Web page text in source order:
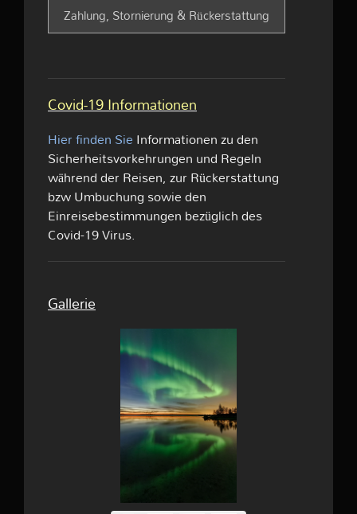
Zahlung, Stornierung & Rückerstattung
Covid-19 Informationen
Hier finden SieInformationen zu den
Sicherheitsvorkehrungen und Regeln
während der Reisen, zur Rückerstattung
bzw Umbuchung sowie den
Einreisebestimmungen bezüglich des
Covid-19 Virus.
Gallerie